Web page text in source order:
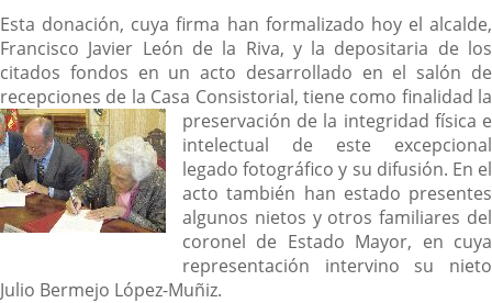
Esta donación, cuya firma han formalizado hoy el alcalde,
Francisco Javier León de la Riva, y la depositaria de los
citados fondos en un acto desarrollado en el salón de
recepciones de la Casa Consistorial, tiene como finalidad la
preservación de la integridad física e
intelectual de este excepcional
legado fotográfico y su difusión. En el
acto también han estado presentes
algunos nietos y otros familiares del
coronel de Estado Mayor, en cuya
representación intervino su nieto
Julio Bermejo López-Muñiz.